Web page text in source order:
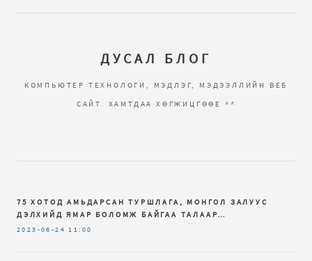
ДУСАЛ БЛОГ
КОМПЬЮТЕР ТЕХНОЛОГИ, МЭДЛЭГ, МЭДЭЭЛЛИЙН ВЕБ
САЙТ. ХАМТДАА ХӨГЖИЦГӨӨЕ ^^
75 ХОТОД АМЬДАРСАН ТУРШЛАГА, МОНГОЛ ЗАЛУУС
ДЭЛХИЙД ЯМАР БОЛОМЖ БАЙГАА ТАЛААР…
2023-06-24 11:00